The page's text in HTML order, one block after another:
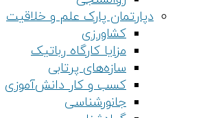
دپارتمان پارک علم و خلاقیت
کشاورزی
مزایا کارگاه رباتیک
سازه‌های پرتابی
کسب و کار دانش‌آموزی
جانورشناسی